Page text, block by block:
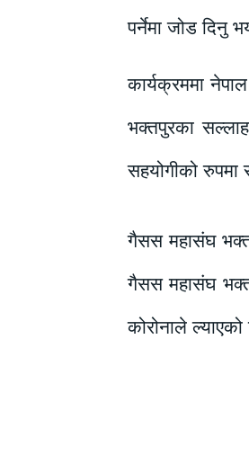
पर्नेमा जोड दिनु
कार्यक्रममा
भक्तपुरका
सहयोगीको रुपमा
गैसस महासंघ
गैसस महासंघ
कोरोनाले